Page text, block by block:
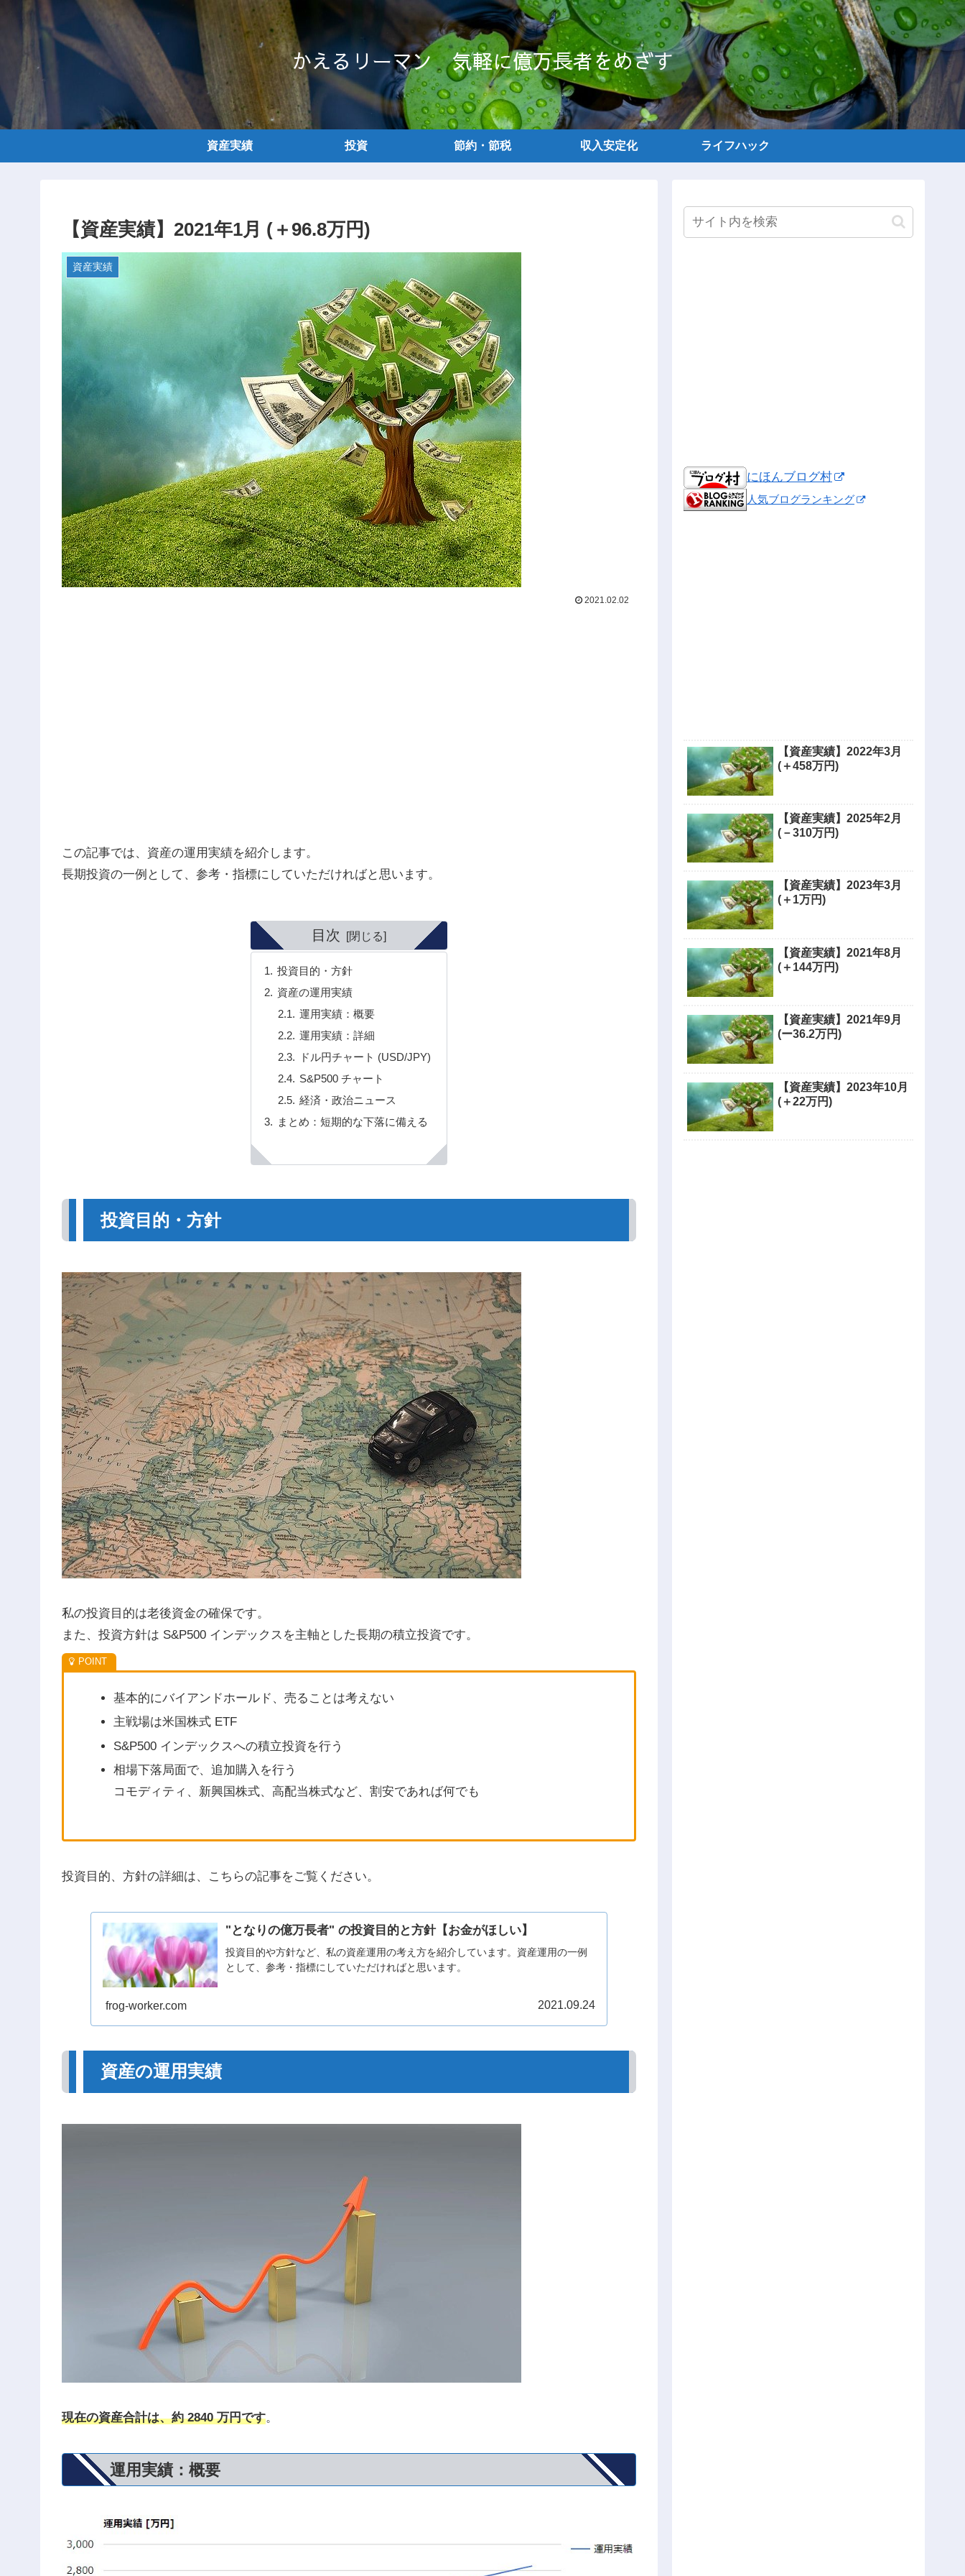
かえるリーマン 気軽に億万長者をめざす
資産実績 投資 節約・節税 収入安定化 ライフハック
【資産実績】2021年1月 (＋96.8万円)
資産実績
2021.02.02
この記事では、資産の運用実績を紹介します。
長期投資の一例として、参考・指標にしていただければと思います。
目次
投資目的・方針
資産の運用実績
運用実績：概要
運用実績：詳細
ドル円チャート (USD/JPY)
S&P500 チャート
経済・政治ニュース
まとめ：短期的な下落に備える
投資目的・方針
私の投資目的は老後資金の確保です。
また、投資方針は S&P500 インデックスを主軸とした長期の積立投資です。
基本的にバイアンドホールド、売ることは考えない
主戦場は米国株式 ETF
S&P500 インデックスへの積立投資を行う
相場下落局面で、追加購入を行う
コモディティ、新興国株式、高配当株式など、割安であれば何でも
投資目的、方針の詳細は、こちらの記事をご覧ください。
"となりの億万長者" の投資目的と方針【お金がほしい】
投資目的や方針など、私の資産運用の考え方を紹介しています。資産運用の一例
として、参考・指標にしていただければと思います。
frog-worker.com 2021.09.24
資産の運用実績
現在の資産合計は、約 2840 万円です。
運用実績：概要
にほんブログ村
人気ブログランキング
【資産実績】2022年3月
(＋458万円)
【資産実績】2025年2月
(－310万円)
【資産実績】2023年3月
(＋1万円)
【資産実績】2021年8月
(＋144万円)
【資産実績】2021年9月
(ー36.2万円)
【資産実績】2023年10月
(＋22万円)